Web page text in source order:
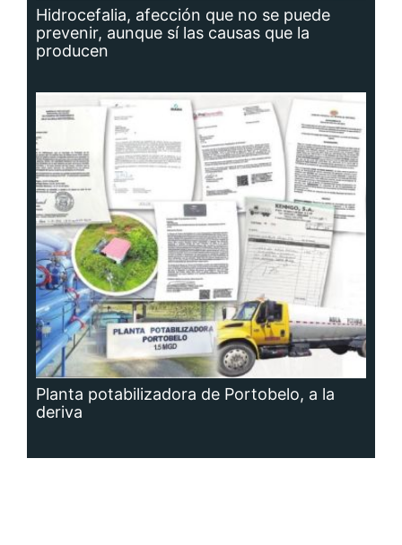
Hidrocefalia, afección que no se puede
prevenir, aunque sí las causas que la
producen
Planta potabilizadora de Portobelo, a la
deriva